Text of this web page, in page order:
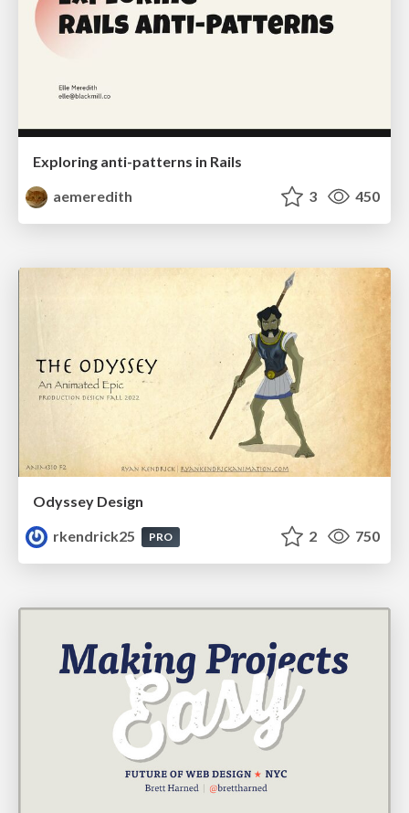
Exploring anti-patterns in Rails
aemeredith
3 450
Odyssey Design
rkendrick25
PRO 2 750